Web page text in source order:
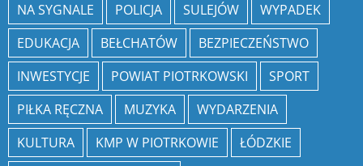
NA SYGNALE
POLICJA SULEJÓW
WYPADEK
EDUKACJA
BEŁCHATÓW
BEZPIECZEŃSTWO
INWESTYCJE
POWIAT PIOTRKOWSKI
SPORT
PIŁKA RĘCZNA
MUZYKA
WYDARZENIA
KULTURA
KMP W PIOTRKOWIE
ŁÓDZKIE